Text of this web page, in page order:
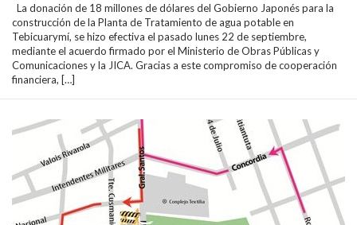
La donación de 18 millones de dólares del Gobierno Japonés para la
construcción de la Planta de Tratamiento de agua potable en
Tebicuarymí, se hizo efectiva el pasado lunes 22 de septiembre,
mediante el acuerdo firmado por el Ministerio de Obras Públicas y
Comunicaciones y la JICA. Gracias a este compromiso de cooperación
financiera, […]